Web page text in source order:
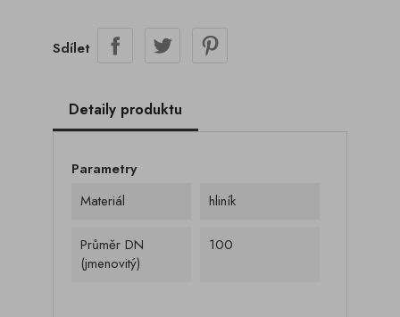
Sdílet
Detaily produktu
Parametry
Materiál
hliník
Průměr DN
(jmenovitý)
100